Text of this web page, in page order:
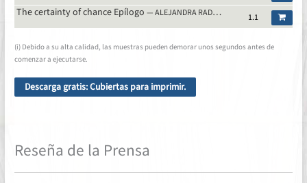
The certainty of chance Epílogo — ALEJANDRA RADANO-DIEGO VILA 1.1
(i) Debido a su alta calidad, las muestras pueden demorar unos segundos antes de
comenzar a ejecutarse.
Descarga gratis: Cubiertas para imprimir.
Reseña de la Prensa